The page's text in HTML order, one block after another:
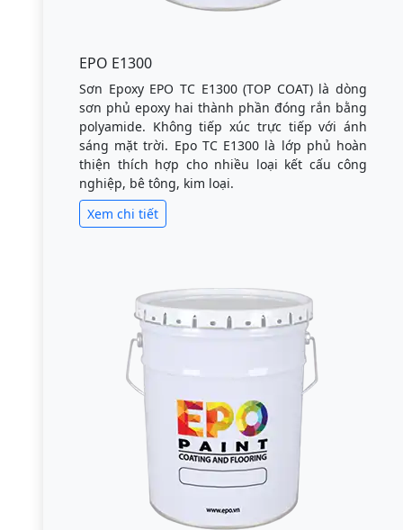
EPO E1300
Sơn Epoxy EPO TC E1300 (TOP COAT) là dòng
sơn phủ epoxy hai thành phần đóng rắn bằng
polyamide. Không tiếp xúc trực tiếp với ánh
sáng mặt trời. Epo TC E1300 là lớp phủ hoàn
thiện thích hợp cho nhiều loại kết cấu công
nghiệp, bê tông, kim loại.
Xem chi tiết